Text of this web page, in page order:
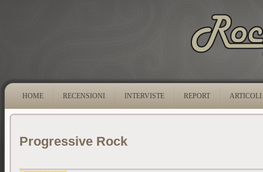
HOME RECENSIONI INTERVISTE REPORT ARTICOLI
Progressive Rock